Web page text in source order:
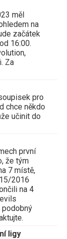
měl
na
začátek
16:00.
Za
pro
chce někdo
učinit do
první
že tým
7 místě,
2016
na 4
podobný
ligy